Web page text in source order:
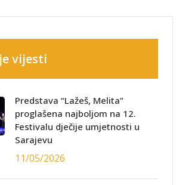
vijesti
Predstava “Lažeš, Melita”
proglašena najboljom na 12.
Festivalu dječije umjetnosti u
Sarajevu
11/05/2026